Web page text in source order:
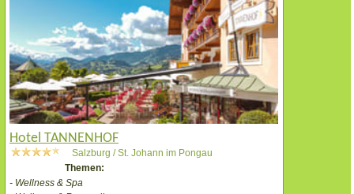
Hotel TANNENHOF
Salzburg / St. Johann im Pongau
Themen:
- Wellness & Spa